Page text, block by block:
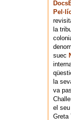
la
suec
la
va
el
Greta